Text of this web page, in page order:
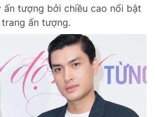
ấn tượng bởi chiều cao nổi bật
ấn tượng.